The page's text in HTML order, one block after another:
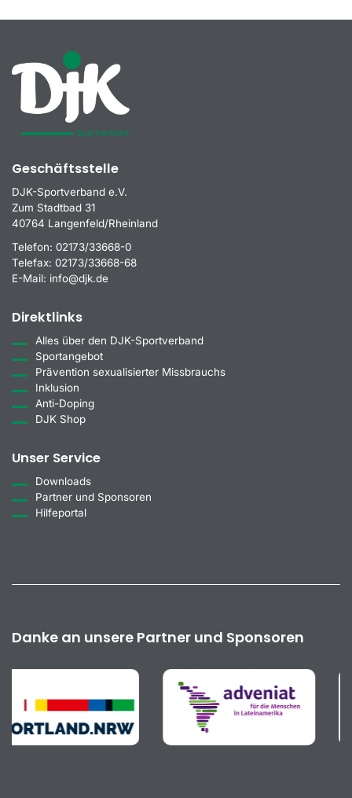
Geschäftsstelle
DJK-Sportverband e.V.
Zum Stadtbad 31
40764 Langenfeld/Rheinland
Telefon: 02173/33668-0
Telefax: 02173/33668-68
E-Mail: info@djk.de
Direktlinks
Alles über den DJK-Sportverband
Sportangebot
Prävention sexualisierter Missbrauchs
Inklusion
Anti-Doping
DJK Shop
Unser Service
Downloads
Partner und Sponsoren
Hilfeportal
Danke an unsere Partner und Sponsoren